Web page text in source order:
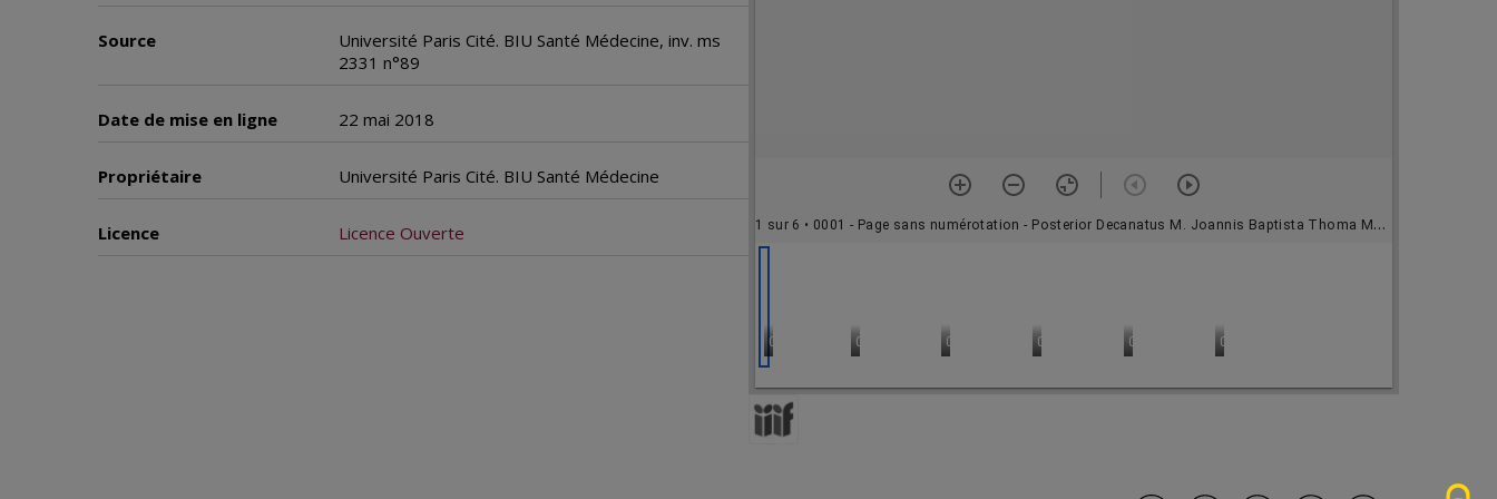
Source
Université Paris Cité. BIU Santé Médecine, inv. ms
2331 n°89
Date de mise en ligne 22 mai 2018
Propriétaire Université Paris Cité. BIU Santé Médecine
Licence Licence Ouverte
o
1 sur 6 • 0001 - Page sans numérotation - Posterior Decanatus M. Joannis Baptista Thoma Martinenq, a Die 8â 9bris 1748. ad Diem 7am 9bris 1750.
0001 - Page sans numérotation - Posterior Decanatus M. Joannis Baptista Thoma Martinenq, a Die 8â 9bris
0002 - Page blanche0003 - Page 1 - An Aër praecipuum Digestionis instrumentum ?
0004 - Page 2 0005 - Page 3 0006 - Page 4